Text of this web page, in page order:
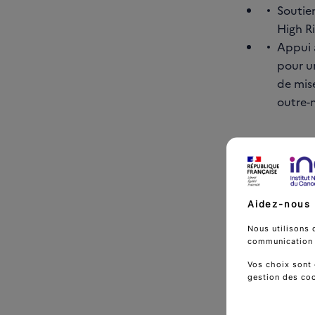
High
Appui
pour
de
outre-
Des
et
Efforts
des
Aidez-nous
Nous utilisons
communication
Vos choix sont
gestion des